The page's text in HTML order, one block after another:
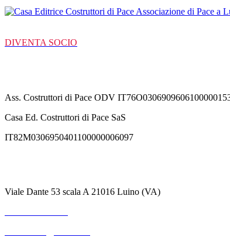
DIVENTA SOCIO
Ass. Costruttori di Pace ODV
Casa Ed. Costruttori di Pace SaS
IT82M0306950401100000006097
Viale Dante 53 scala A 21016 Luino (VA)